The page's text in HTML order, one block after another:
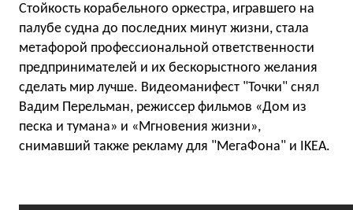
Стойкость корабельного оркестра, игравшего на
палубе судна до последних минут жизни, стала
метафорой профессиональной ответственности
предпринимателей и их бескорыстного желания
сделать мир лучше. Видеоманифест "Точки" снял
Вадим Перельман, режиссер фильмов «Дом из
песка и тумана» и «Мгновения жизни»,
снимавший также рекламу для "МегаФона" и IKEA.